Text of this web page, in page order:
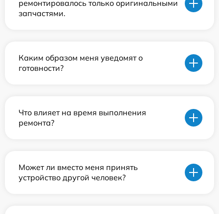
ремонтировалось только оригинальными
запчастями.
Каким образом меня уведомят о
готовности?
Что влияет на время выполнения
ремонта?
Может ли вместо меня принять
устройство другой человек?